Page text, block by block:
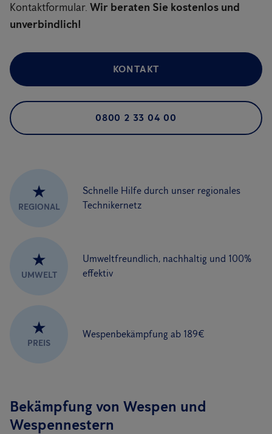
Kontaktformular. Wir beraten Sie kostenlos und
unverbindlich!
KONTAKT
0800 2 33 04 00
★
REGIONAL
Schnelle Hilfe durch unser regionales
Technikernetz
★
UMWELT
Umweltfreundlich, nachhaltig und 100%
effektiv
★
PREIS
Wespenbekämpfung ab 189€
Bekämpfung von Wespen und
Wespennestern